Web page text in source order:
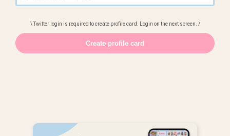
\ Twitter login is required to create profile card. Login on the next screen. /